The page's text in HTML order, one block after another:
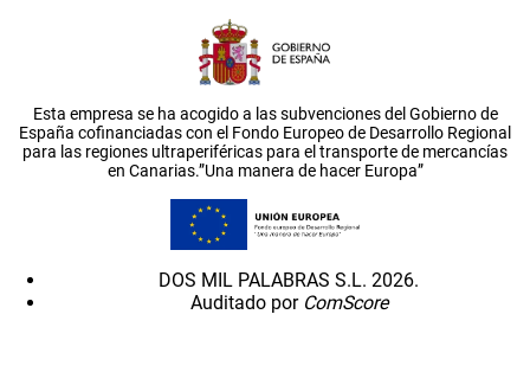
Esta empresa se ha acogido a las subvenciones del Gobierno de
España cofinanciadas con el Fondo Europeo de Desarrollo Regional
para las regiones ultraperiféricas para el transporte de mercancías
en Canarias.”Una manera de hacer Europa”
DOS MIL PALABRAS S.L. 2026.
Auditado por ComScore